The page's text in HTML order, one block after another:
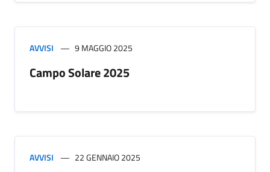
AVVISI 9 MAGGIO 2025
Campo Solare 2025
AVVISI 22 GENNAIO 2025